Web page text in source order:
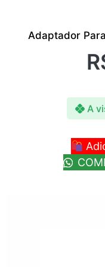
Adaptador
A